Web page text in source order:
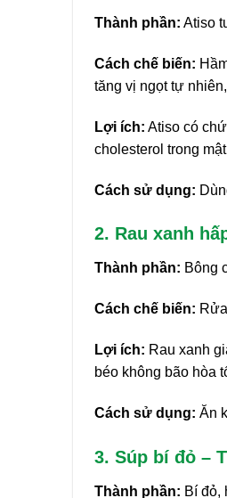
Thành phần: Atiso
Cách chế biến:
tăng vị ngọt tự
Lợi ích: Atiso có
cholesterol trong
Cách sử dụng:
2. Rau xanh
Thành phần: Bông
Cách chế biến:
Lợi ích: Rau xanh
béo không bão hòa
Cách sử dụng: Ăn
3. Súp bí đỏ –
Thành phần: Bí đỏ,